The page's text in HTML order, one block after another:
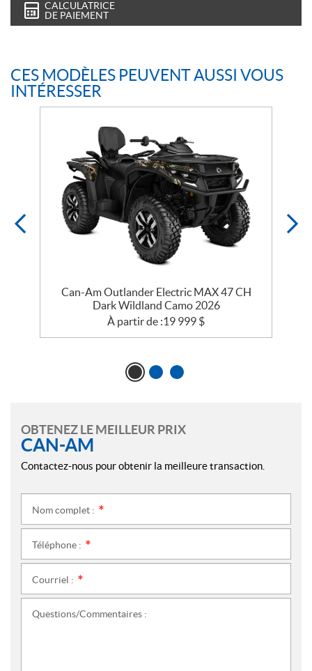
CALCULATRICE
DE PAIEMENT
CES MODÈLES PEUVENT AUSSI VOUS
INTÉRESSER
Can-Am Outlander Electric MAX 47 CH
Dark Wildland Camo 2026
À partir de :19 999 $
OBTENEZ LE MEILLEUR PRIX
CAN-AM
Contactez-nous pour obtenir la meilleure transaction.
Nom complet :
Téléphone :
Courriel :
Questions/Commentaires :